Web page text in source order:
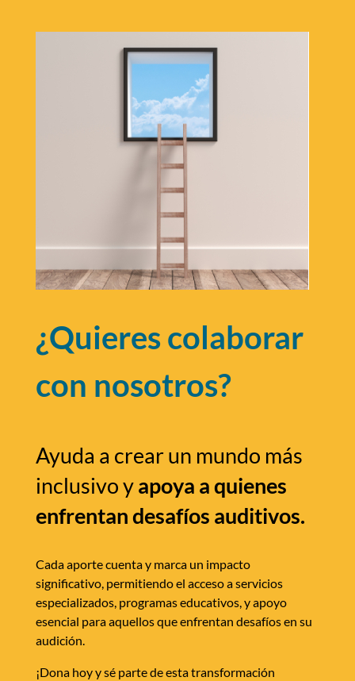
¿Quieres colaborar
con nosotros?
Ayuda a crear un mundo más
inclusivo yapoya a quienes
enfrentan desafíos auditivos.
Cada aporte cuenta y marca un impacto
significativo, permitiendo el acceso a servicios
especializados, programas educativos, y apoyo
esencial para aquellos que enfrentan desafíos en su
audición.
¡Dona hoy y sé parte de esta transformación